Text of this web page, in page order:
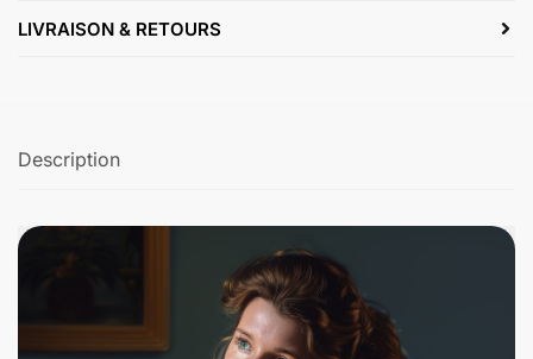
LIVRAISON & RETOURS
Description